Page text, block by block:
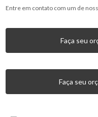
Entre em contato com um de
Faça seu
Faça seu